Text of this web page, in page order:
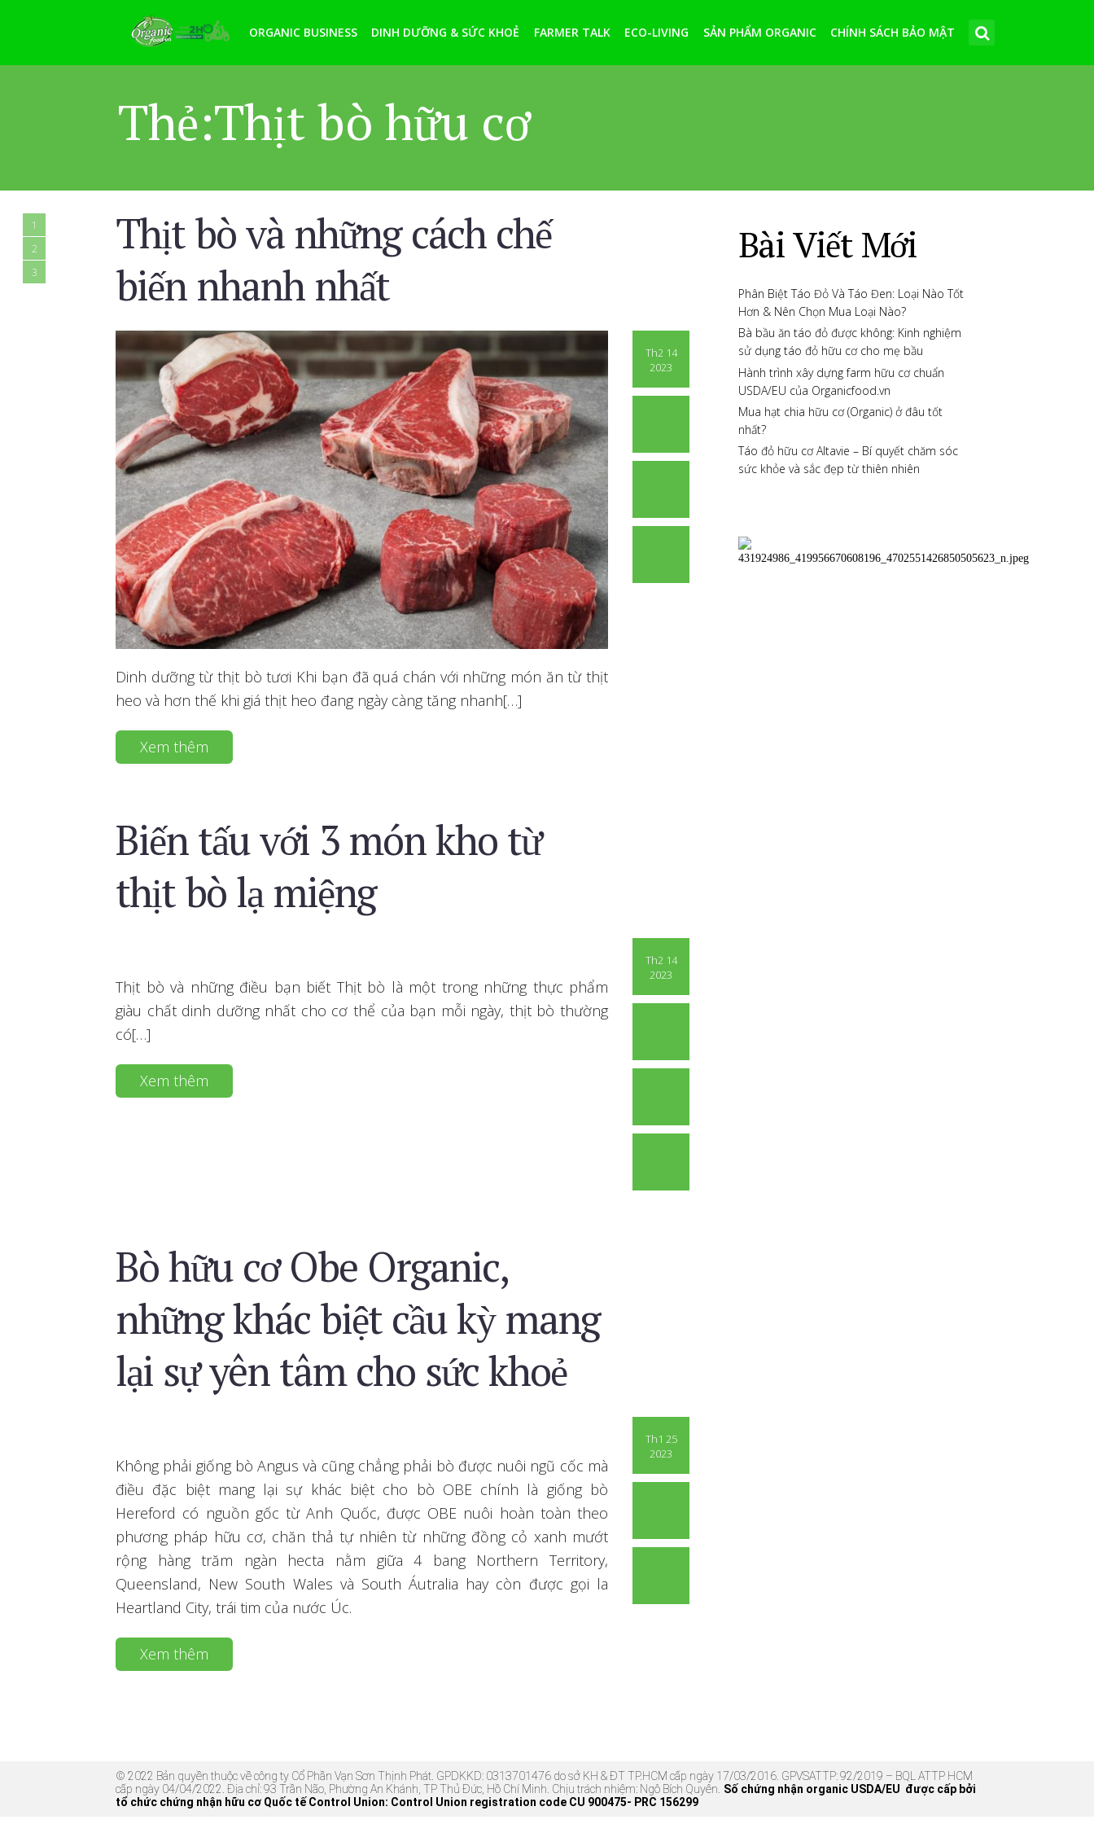
ORGANIC BUSINESS DINH DƯỠNG & SỨC KHOẺ FARMER TALK ECO-LIVING SẢN PHẨM ORGANIC CHÍNH SÁCH BẢO MẬT
Thẻ:Thịt bò hữu cơ
1
2
3
Thịt bò và những cách chế
biến nhanh nhất
Th2 14
2023
Dinh dưỡng từ thịt bò tươi Khi bạn đã quá chán với những món ăn từ thịt
heo và hơn thế khi giá thịt heo đang ngày càng tăng nhanh[…]
Xem thêm
Biến tấu với 3 món kho từ
thịt bò lạ miệng
Th2 14
2023
Thịt bò và những điều bạn biết Thịt bò là một trong những thực phẩm
giàu chất dinh dưỡng nhất cho cơ thể của bạn mỗi ngày, thịt bò thường
có[…]
Xem thêm
Bò hữu cơ Obe Organic,
những khác biệt cầu kỳ mang
lại sự yên tâm cho sức khoẻ
Th1 25
2023
Không phải giống bò Angus và cũng chẳng phải bò được nuôi ngũ cốc mà
điều đặc biệt mang lại sự khác biệt cho bò OBE chính là giống bò
Hereford có nguồn gốc từ Anh Quốc, được OBE nuôi hoàn toàn theo
phương pháp hữu cơ, chăn thả tự nhiên từ những đồng cỏ xanh mướt
rộng hàng trăm ngàn hecta nằm giữa 4 bang Northern Territory,
Queensland, New South Wales và South Áutralia hay còn được gọi la
Heartland City, trái tim của nước Úc.
Xem thêm
Bài Viết Mới
Phân Biệt Táo Đỏ Và Táo Đen: Loại Nào Tốt
Hơn & Nên Chọn Mua Loại Nào?
Bà bầu ăn táo đỏ được không: Kinh nghiệm
sử dụng táo đỏ hữu cơ cho mẹ bầu
Hành trình xây dựng farm hữu cơ chuẩn
USDA/EU của Organicfood.vn
Mua hạt chia hữu cơ (Organic) ở đâu tốt
nhất?
Táo đỏ hữu cơ Altavie – Bí quyết chăm sóc
sức khỏe và sắc đẹp từ thiên nhiên
© 2022 Bản quyền thuộc về công ty Cổ Phần Vạn Sơn Thịnh Phát. GPDKKD: 0313701476 do sở KH & ĐT TP.HCM cấp ngày 17/03/2016. GPVSATTP: 92/2019 – BQL ATTP HCM
cấp ngày 04/04/2022. Địa chỉ: 93 Trần Não, Phường An Khánh, TP Thủ Đức, Hồ Chí Minh. Chịu trách nhiệm: Ngô Bích Quyên. Số chứng nhận organic USDA/EU được cấp bởi
tổ chức chứng nhận hữu cơ Quốc tế Control Union: Control Union registration code CU 900475- PRC 156299